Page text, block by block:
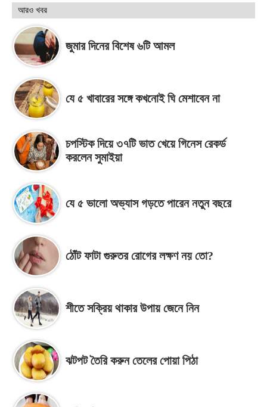
আরও খবর
জুমার দিনের বিশেষ ৬টি আমল
যে ৫ খাবারের সঙ্গে কখনোই ঘি মেশাবেন না
চপস্টিক দিয়ে ৩৭টি ভাত খেয়ে গিনেস রেকর্ড
করলেন সুমাইয়া
যে ৫ ভালো অভ্যাস গড়তে পারেন নতুন বছরে
ঠোঁট ফাটা গুরুতর রোগের লক্ষণ নয় তো?
শীতে সক্রিয় থাকার উপায় জেনে নিন
ঝটপট তৈরি করুন তেলের পোয়া পিঠা